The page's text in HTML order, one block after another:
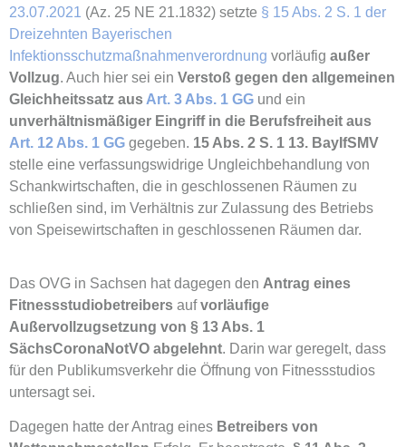
23.07.2021 (Az. 25 NE 21.1832) setzte § 15 Abs. 2 S. 1 der
Dreizehnten Bayerischen
Infektionsschutzmaßnahmenverordnung vorläufig außer
Vollzug. Auch hier sei ein Verstoß gegen den allgemeinen
Gleichheitssatz aus Art. 3 Abs. 1 GG und ein
unverhältnismäßiger Eingriff in die Berufsfreiheit aus
Art. 12 Abs. 1 GG gegeben. 15 Abs. 2 S. 1 13. BayIfSMV
stelle eine verfassungswidrige Ungleichbehandlung von
Schankwirtschaften, die in geschlossenen Räumen zu
schließen sind, im Verhältnis zur Zulassung des Betriebs
von Speisewirtschaften in geschlossenen Räumen dar.
Das OVG in Sachsen hat dagegen den Antrag eines
Fitnessstudiobetreibers aufvorläufige
Außervollzugsetzung von § 13 Abs. 1
SächsCoronaNotVO abgelehnt. Darin war geregelt, dass
für den Publikumsverkehr die Öffnung von Fitnessstudios
untersagt sei.
Dagegen hatte der Antrag eines Betreibers von